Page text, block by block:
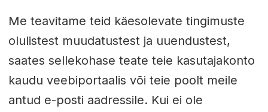
Me teavitame teid käesolevate tingimuste
olulistest muudatustest ja uuendustest,
saates sellekohase teate teie kasutajakonto
kaudu veebiportaalis või teie poolt meile
antud e-posti aadressile. Kui ei ole